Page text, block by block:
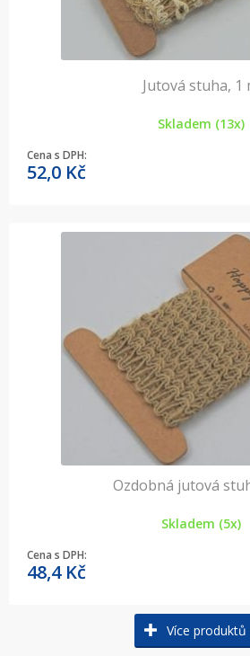
Jutová stuha, 1
Skladem (13x)
Cena s DPH:
52,0 Kč
Ozdobná jutová
Skladem (5x)
Cena s DPH:
48,4 Kč
Více produktů